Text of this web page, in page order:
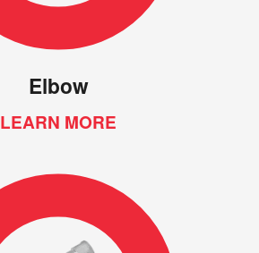
Elbow
LEARN MORE